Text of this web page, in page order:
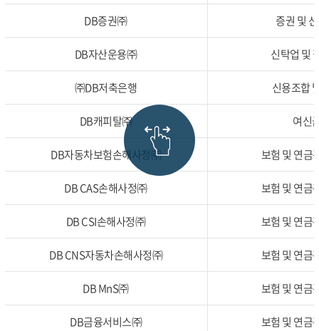
DB증권㈜ 증권 및
DB자산운용㈜ 신탁업 및
㈜DB저축은행 신용조합
DB캐피탈㈜ 여신
DB자동차보험손해사정㈜ 보험 및 연금
DB CAS손해사정㈜ 보험 및 연금
DB CSI손해사정㈜ 보험 및 연금
DB CNS자동차손해사정㈜ 보험 및 연금
DB MnS㈜ 보험 및 연금
DB금융서비스㈜ 보험 및 연금